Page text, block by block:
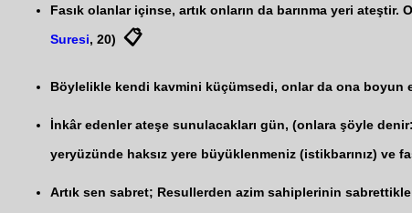
Fasık olanlar içinse, artık onların da barınma yeri
Suresi, 20) 📋
Böylelikle kendi kavmini küçümsedi, onlar da ona boyun
İnkâr edenler ateşe sunulacakları gün, (onlara şöyle
yeryüzünde haksız yere büyüklenmeniz (istikbarınız) ve
Artık sen sabret; Resullerden azim sahiplerinin